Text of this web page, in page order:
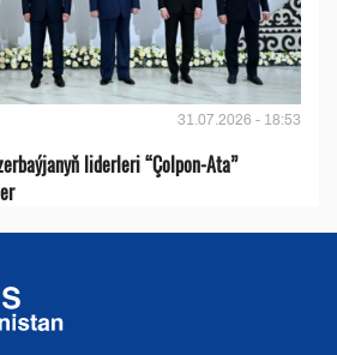
31.07.2026 - 18:53
liderleri “Çolpon-Ata”